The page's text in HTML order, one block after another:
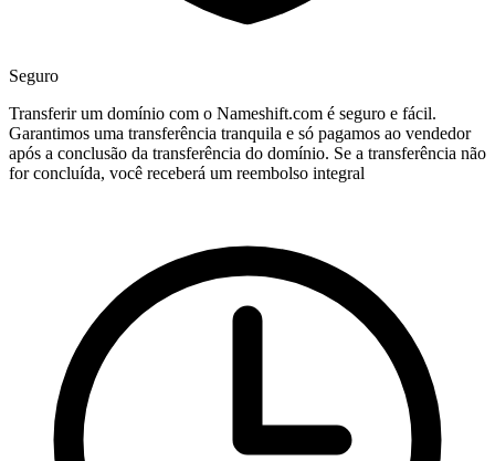
Seguro
Transferir um domínio com o Nameshift.com é seguro e fácil.
Garantimos uma transferência tranquila e só pagamos ao vendedor
após a conclusão da transferência do domínio. Se a transferência não
for concluída, você receberá um reembolso integral